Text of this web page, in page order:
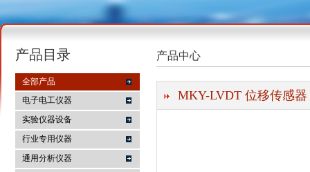
麦科仪（北京）科技有限公司
产品目录
全部产品
电子电工仪器
实验仪器设备
行业专用仪器
通用分析仪器
产品中心
MKY-LVDT 位移传感器